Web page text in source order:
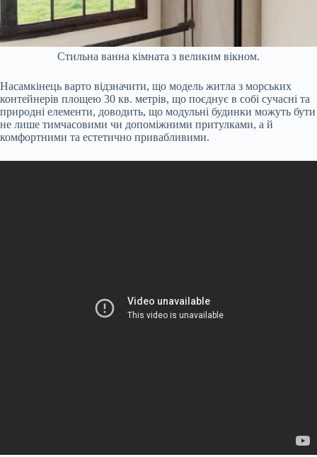
Стильна ванна кімната з великим вікном.
Насамкінець варто відзначити, що модель житла з морських
контейнерів площею 30 кв. метрів, що поєднує в собі сучасні та
природні елементи, доводить, що модульні будинки можуть бути
не лише тимчасовими чи допоміжними притулками, а й
комфортними та естетично привабливими.